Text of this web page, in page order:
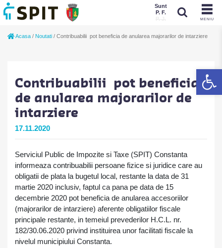
MENIU
Sunt
P. F.
P. J.
Acasa / Noutati / Contribuabilii pot beneficia de anularea majorarilor de intarziere
Contribuabilii pot beneficia
de anularea majorarilor de
intarziere
17.11.2020
Serviciul Public de Impozite si Taxe (SPIT) Constanta
informeaza contribuabilii persoane fizice si juridice care au
obligatii de plata la bugetul local, restante la data de 31
martie 2020 inclusiv, faptul ca pana pe data de 15
decembrie 2020 pot beneficia de anularea accesoriilor
(majorarilor de intarziere) aferente obligatiilor fiscale
principale restante, in temeiul prevederilor H.C.L. nr.
182/30.06.2020 privind instituirea unor facilitati fiscale la
nivelul municipiului Constanta.